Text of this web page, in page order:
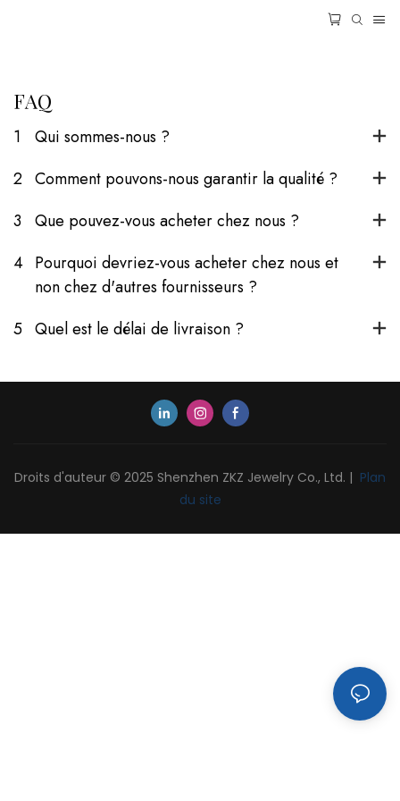
FAQ
1
Qui sommes-nous ?
2 Comment pouvons-nous garantir la qualité ?
3
Que pouvez-vous acheter chez nous ?
4 Pourquoi devriez-vous acheter chez nous et
non chez d'autres fournisseurs ?
5 Quel est le délai de livraison ?
Droits d'auteur © 2025 Shenzhen ZKZ Jewelry Co., Ltd. | Plan
du site